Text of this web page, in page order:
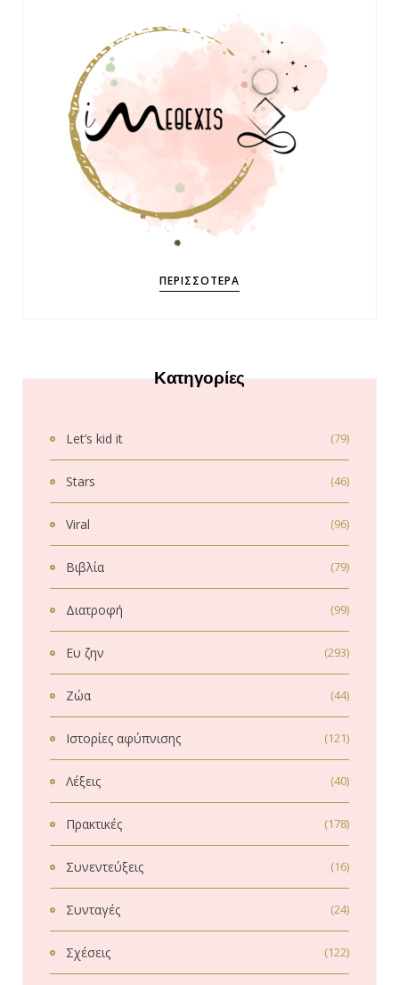
ΠΕΡΙΣΣΌΤΕΡΑ
Κατηγορίες
Let’s kid it (79)
Stars (46)
Viral (96)
Βιβλία (79)
Διατροφή (99)
Ευ ζην (293)
Ζώα (44)
Ιστορίες αφύπνισης (121)
Λέξεις (40)
Πρακτικές (178)
Συνεντεύξεις (16)
Συνταγές (24)
Σχέσεις (122)